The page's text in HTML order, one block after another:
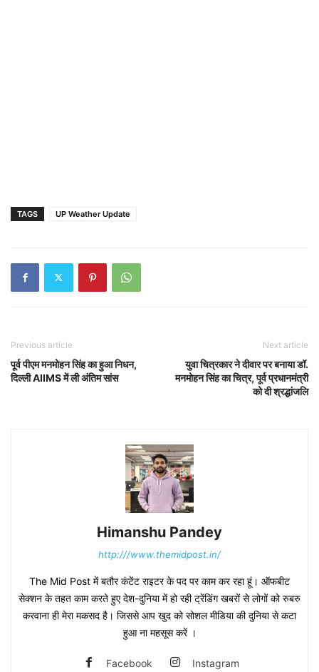
TAGS UP Weather Update
Previous article
पूर्व पीएम मनमोहन सिंह का हुआ निधन,
दिल्ली AIIMS में ली अंतिम सांस
Next article
युवा चित्रकार ने दीवार पर बनाया डॉ.
मनमोहन सिंह का चित्र, पूर्व प्रधानमंत्री
को दी श्रद्धांजलि
Himanshu Pandey
http:///www.themidpost.in/
The Mid Post में बतौर कंटेंट राइटर के पद पर काम कर रहा हूं। ऑफबीट
सेक्शन के तहत काम करते हुए देश-दुनिया में हो रही ट्रेंडिंग खबरों से लोगों को रुबरु
करवाना ही मेरा मकसद है। जिससे आप खुद को सोशल मीडिया की दुनिया से कटा
हुआ ना महसूस करें ।
Facebook Instagram